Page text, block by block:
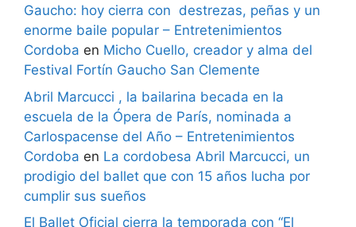
Gaucho: hoy cierra con destrezas, peñas y un
enorme baile popular – Entretenimientos
Cordoba en Micho Cuello, creador y alma del
Festival Fortín Gaucho San Clemente
Abril Marcucci , la bailarina becada en la
escuela de la Ópera de París, nominada a
Carlospacense del Año – Entretenimientos
Cordoba en La cordobesa Abril Marcucci, un
prodigio del ballet que con 15 años lucha por
cumplir sus sueños
El Ballet Oficial cierra la temporada con “El